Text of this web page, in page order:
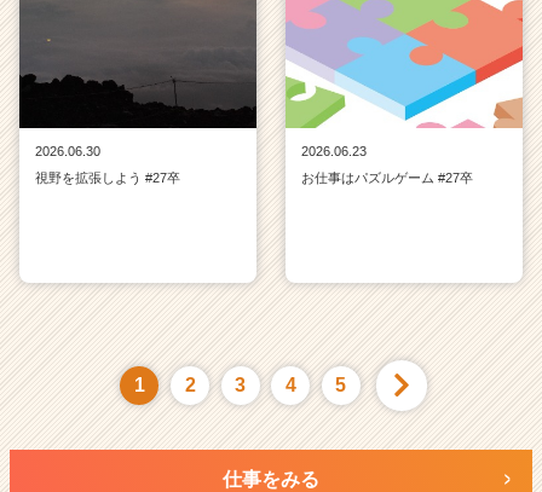
2026.06.30
視野を拡張しよう #27卒
2026.06.23
お仕事はパズルゲーム #27卒
1 2 3 4 5
仕事をみる